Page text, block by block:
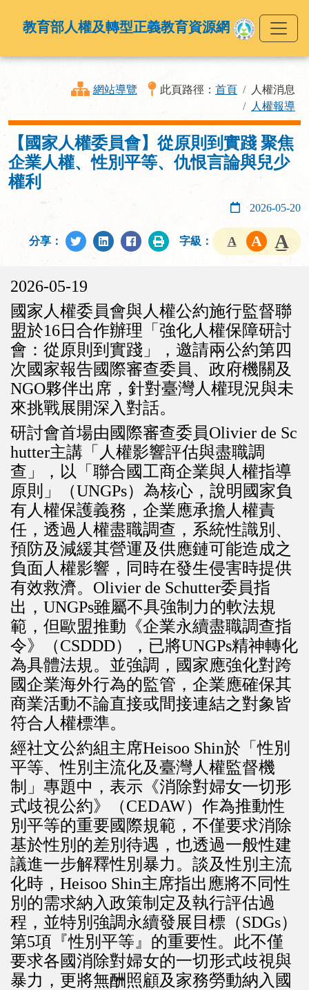
教育部人權及轉型正義教育資源網
網站導覽 此頁路徑： 首頁
人權消息
人權報導
【國家人權委員會】從原則到實踐 聚焦
企業人權、性別平等、仇恨言論與兒少
權利
2026-05-20
分享： 字級：
2026-05-19
國家人權委員會與人權公約施行監督聯
盟於16日合作辦理「強化人權保障研討
會：從原則到實踐」，邀請兩公約第四
次國家報告國際審查委員、政府機關及
NGO夥伴出席，針對臺灣人權現況與未
來挑戰展開深入對話。
研討會首場由國際審查委員Olivier de Sc
hutter主講「人權影響評估與盡職調
查」，以「聯合國工商企業與人權指導
原則」（UNGPs）為核心，說明國家負
有人權保護義務，企業應承擔人權責
任，透過人權盡職調查，系統性識別、
預防及減緩其營運及供應鏈可能造成之
負面人權影響，同時在發生侵害時提供
有效救濟。Olivier de Schutter委員指
出，UNGPs雖屬不具強制力的軟法規
範，但歐盟推動《企業永續盡職調查指
令》（CSDDD），已將UNGPs精神轉化
為具體法規。並強調，國家應強化對跨
國企業海外行為的監管，企業應確保其
商業活動不論直接或間接連結之對象皆
符合人權標準。
經社文公約組主席Heisoo Shin於「性別
平等、性別主流化及臺灣人權監督機
制」專題中，表示《消除對婦女一切形
式歧視公約》（CEDAW）作為推動性
別平等的重要國際規範，不僅要求消除
基於性別的差別待遇，也透過一般性建
議進一步解釋性別暴力。談及性別主流
化時，Heisoo Shin主席指出應將不同性
別的需求納入政策制定及執行評估過
程，並特別強調永續發展目標（SDGs）
第5項『性別平等』的重要性。此不僅
要求各國消除對婦女的一切形式歧視與
暴力，更將無酬照顧及家務勞動納入國